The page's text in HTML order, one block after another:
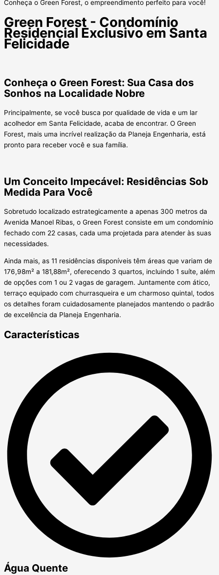
Conheça o Green Forest, o empreendimento perfeito para você!
Green Forest - Condomínio
Residencial Exclusivo em Santa
Felicidade
Conheça o Green Forest: Sua Casa dos
Sonhos na Localidade Nobre
Principalmente, se você busca por qualidade de vida e um lar
acolhedor em Santa Felicidade, acaba de encontrar. O Green
Forest, mais uma incrível realização da Planeja Engenharia, está
pronto para receber você e sua família.
Um Conceito Impecável: Residências Sob
Medida Para Você
Sobretudo localizado estrategicamente a apenas 300 metros da
Avenida Manoel Ribas, o Green Forest consiste em um condomínio
fechado com 22 casas, cada uma projetada para atender às suas
necessidades.
Ainda mais, as 11 residências disponíveis têm áreas que variam de
176,98m² a 181,88m², oferecendo 3 quartos, incluindo 1 suíte, além
de opções com 1 ou 2 vagas de garagem. Juntamente com ático,
terraço equipado com churrasqueira e um charmoso quintal, todos
os detalhes foram cuidadosamente planejados mantendo o padrão
de excelência da Planeja Engenharia.
Características
Água Quente